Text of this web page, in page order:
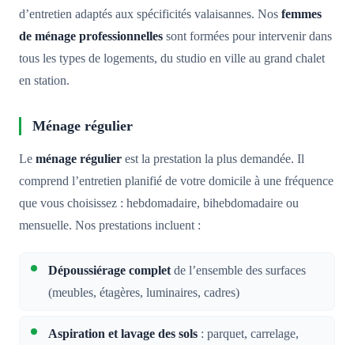
d’entretien adaptés aux spécificités valaisannes. Nos femmes
de ménage professionnelles sont formées pour intervenir dans
tous les types de logements, du studio en ville au grand chalet
en station.
Ménage régulier
Le ménage régulier est la prestation la plus demandée. Il
comprend l’entretien planifié de votre domicile à une fréquence
que vous choisissez : hebdomadaire, bihebdomadaire ou
mensuelle. Nos prestations incluent :
Dépoussiérage completde l’ensemble des surfaces
(meubles, étagères, luminaires, cadres)
Aspiration et lavage des sols : parquet, carrelage,